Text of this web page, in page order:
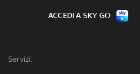
Servizi:
ACCEDI A SKY GO